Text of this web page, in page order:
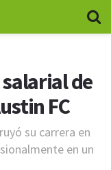
de
FC
su carrera en
en un